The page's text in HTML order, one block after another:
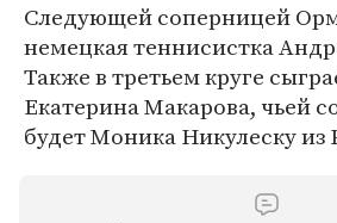
Следующей соперницей
немецкая теннисистка
Также в третьем круге
Екатерина Макарова, чьей
будет Моника Никулеску